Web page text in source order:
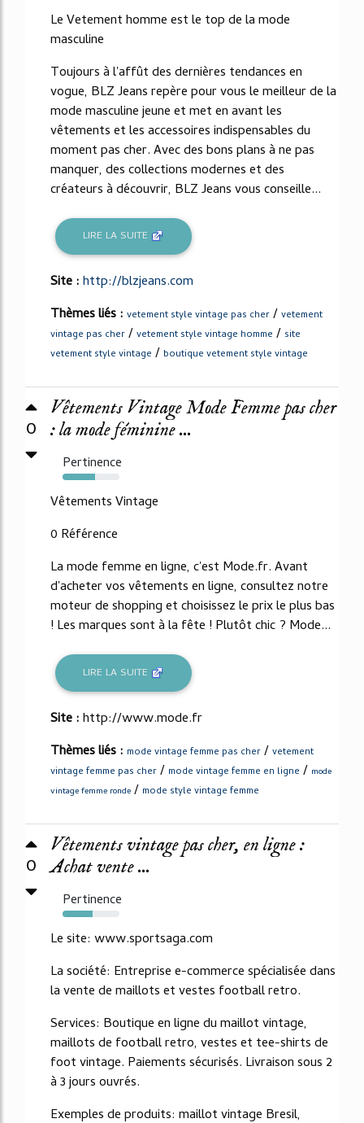
Le Vetement homme est le top de la mode
masculine
Toujours à l'affût des dernières tendances en
vogue, BLZ Jeans repère pour vous le meilleur de la
mode masculine jeune et met en avant les
vêtements et les accessoires indispensables du
moment pas cher. Avec des bons plans à ne pas
manquer, des collections modernes et des
créateurs à découvrir, BLZ Jeans vous conseille...
LIRE LA SUITE
Site :http://blzjeans.com
Thèmes liés : vetement style vintage pas cher / vetement
vintage pas cher / vetement style vintage homme / site
vetement style vintage / boutique vetement style vintage
0
Vêtements Vintage Mode Femme pas cher
: la mode féminine ...
Pertinence
57%
Vêtements Vintage
0 Référence
La mode femme en ligne, c'est Mode.fr. Avant
d'acheter vos vêtements en ligne, consultez notre
moteur de shopping et choisissez le prix le plus bas
! Les marques sont à la fête ! Plutôt chic ? Mode...
LIRE LA SUITE
Site :http://www.mode.fr
Thèmes liés : mode vintage femme pas cher / vetement
vintage femme pas cher / mode vintage femme en ligne / mode
vintage femme ronde / mode style vintage femme
0
Vêtements vintage pas cher, en ligne :
Achat vente ...
Pertinence
53%
Le site: www.sportsaga.com
La société: Entreprise e-commerce spécialisée dans
la vente de maillots et vestes football retro.
Services: Boutique en ligne du maillot vintage,
maillots de football retro, vestes et tee-shirts de
foot vintage. Paiements sécurisés. Livraison sous 2
à 3 jours ouvrés.
Exemples de produits: maillot vintage Bresil,